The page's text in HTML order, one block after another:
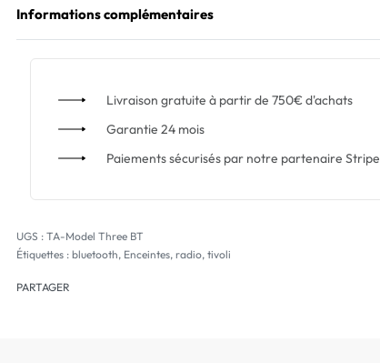
Informations complémentaires
Livraison gratuite à partir de 750€ d'achats
Garantie 24 mois
Paiements sécurisés par notre partenaire Stripe
TA-Model Three BT
Étiquettes : bluetooth, Enceintes, radio, tivoli
PARTAGER